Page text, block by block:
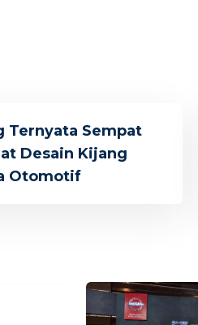
Ternyata Sempat
Desain Kijang
Otomotif